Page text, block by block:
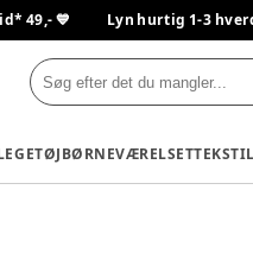
49,- 💙 Lyn hurtig 1-3
BØRNEVÆRELSET